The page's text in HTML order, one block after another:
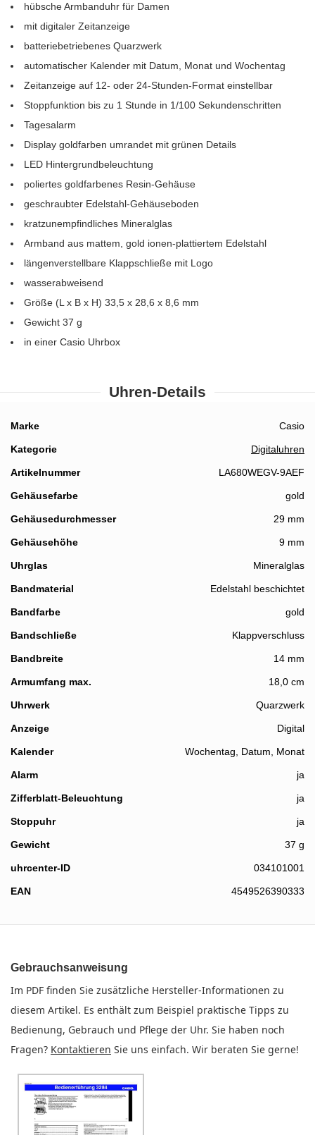
hübsche Armbanduhr für Damen
mit digitaler Zeitanzeige
batteriebetriebenes Quarzwerk
automatischer Kalender mit Datum, Monat und Wochentag
Zeitanzeige auf 12- oder 24-Stunden-Format einstellbar
Stoppfunktion bis zu 1 Stunde in 1/100 Sekundenschritten
Tagesalarm
Display goldfarben umrandet mit grünen Details
LED Hintergrundbeleuchtung
poliertes goldfarbenes Resin-Gehäuse
geschraubter Edelstahl-Gehäuseboden
kratzunempfindliches Mineralglas
Armband aus mattem, gold ionen-plattiertem Edelstahl
längenverstellbare Klappschließe mit Logo
wasserabweisend
Größe (L x B x H) 33,5 x 28,6 x 8,6 mm
Gewicht 37 g
in einer Casio Uhrbox
Uhren-Details
Details
Marke Casio
Kategorie Digitaluhren
Artikelnummer LA680WEGV-9AEF
Gehäusefarbe gold
Gehäusedurchmesser 29 mm
Gehäusehöhe 9 mm
Uhrglas Mineralglas
Bandmaterial Edelstahl beschichtet
Bandfarbe gold
Bandschließe Klappverschluss
Bandbreite 14 mm
Details
Armumfang max. 18,0 cm
Uhrwerk Quarzwerk
Anzeige Digital
Kalender Wochentag, Datum, Monat
Alarm ja
Zifferblatt-Beleuchtung ja
Stoppuhr ja
Gewicht 37 g
uhrcenter-ID 034101001
EAN 4549526390333
Gebrauchsanweisung
Im PDF finden Sie zusätzliche Hersteller-Informationen zu
diesem Artikel. Es enthält zum Beispiel praktische Tipps zu
Bedienung, Gebrauch und Pflege der Uhr. Sie haben noch
Fragen? Kontaktieren Sie uns einfach. Wir beraten Sie gerne!